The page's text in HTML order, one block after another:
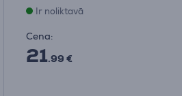
Ir noliktavā
Cena:
21.99 €